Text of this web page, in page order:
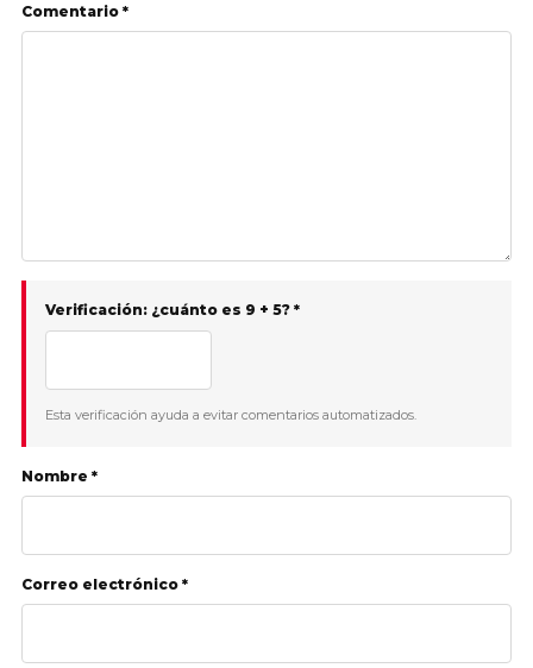
Comentario *
Verificación: ¿cuánto es 9 + 5? *
Esta verificación ayuda a evitar comentarios automatizados.
Nombre *
Correo electrónico *